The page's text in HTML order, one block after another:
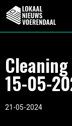
15-05-
21-05-2024